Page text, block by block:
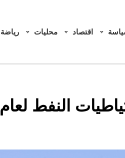
اقتصاد محليات رياضة
النفط لعام 2023